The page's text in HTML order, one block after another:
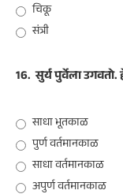
चिकू
संत्री
16. सुर्य पुर्वेला
साधा भूतकाळ
पुर्ण वर्तमानकाळ
साधा वर्तमानकाळ
अपुर्ण वर्तमानकाळ